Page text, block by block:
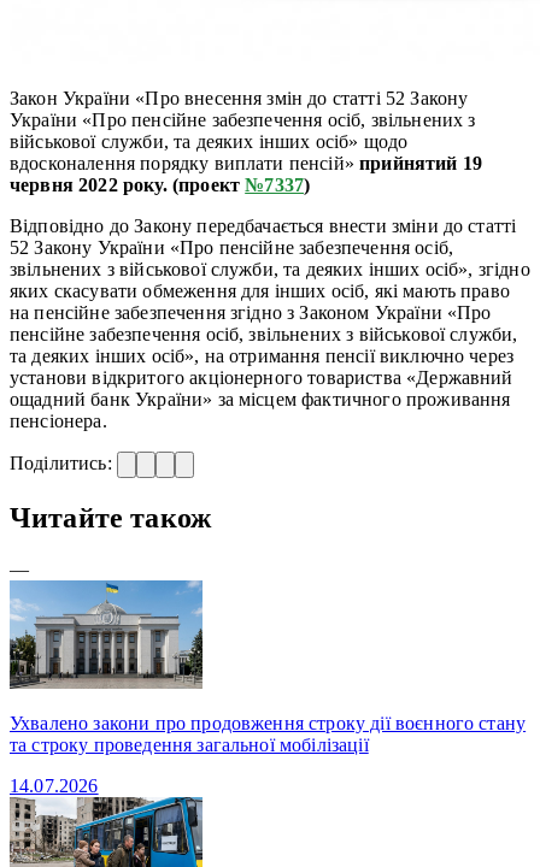
Закон України «Про внесення змін до статті 52 Закону
України «Про пенсійне забезпечення осіб, звільнених з
військової служби, та деяких інших осіб» щодо
вдосконалення порядку виплати пенсій»прийнятий 19
червня 2022 року. (проект №7337)
Відповідно до Закону передбачається внести зміни до статті
52 Закону України «Про пенсійне забезпечення осіб,
звільнених з військової служби, та деяких інших осіб», згідно
яких скасувати обмеження для інших осіб, які мають право
на пенсійне забезпечення згідно з Законом України «Про
пенсійне забезпечення осіб, звільнених з військової служби,
та деяких інших осіб», на отримання пенсії виключно через
установи відкритого акціонерного товариства «Державний
ощадний банк України» за місцем фактичного проживання
пенсіонера.
Поділитись:
Читайте також
—
Ухвалено закони про продовження строку дії воєнного стану
та строку проведення загальної мобілізації
14.07.2026